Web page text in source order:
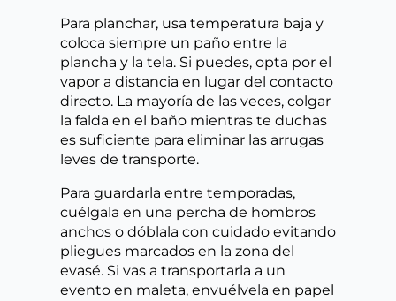
Para planchar, usa temperatura baja y
coloca siempre un paño entre la
plancha y la tela. Si puedes, opta por el
vapor a distancia en lugar del contacto
directo. La mayoría de las veces, colgar
la falda en el baño mientras te duchas
es suficiente para eliminar las arrugas
leves de transporte.
Para guardarla entre temporadas,
cuélgala en una percha de hombros
anchos o dóblala con cuidado evitando
pliegues marcados en la zona del
evasé. Si vas a transportarla a un
evento en maleta, envuélvela en papel